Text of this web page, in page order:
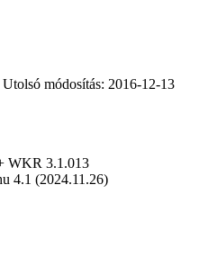
módosítás: 2016-12-13
WKR 3.1.013
4.1 (2024.11.26)